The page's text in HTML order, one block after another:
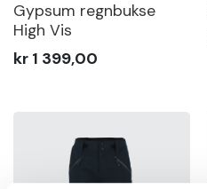
Gypsum regnbukse
High Vis
kr 1 399,00